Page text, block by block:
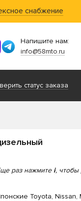
снабжение
Напишите нам:
info@58mto.ru
статус заказа
раз нажмитеi, чтобы
Toyota,